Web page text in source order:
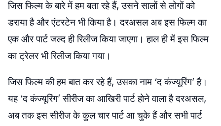
जिस फिल्म के बारे में हम बता रहे हैं, उसने सालों से लोगों को
डराया है और एंटरटेन भी किया है। दरअसल अब इस फिल्म का
एक और पार्ट जल्द ही रिलीज किया जाएगा। हाल ही में इस फिल्म
का ट्रेलर भी रिलीज किया गया।
जिस फिल्म की हम बात कर रहे हैं, उसका नाम ‘द कंज्यूरिंग’ है।
यह ‘द कंज्यूरिंग’ सीरीज का आखिरी पार्ट होने वाला है दरअसल,
अब तक इस सीरीज के कुल चार पार्ट आ चुके हैं और सभी पार्ट